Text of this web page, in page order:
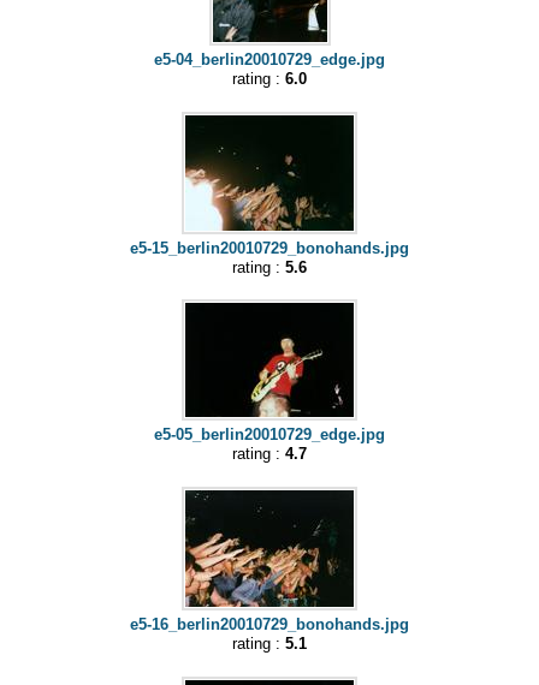
e5-04_berlin20010729_edge.jpg
rating : 6.0
e5-15_berlin20010729_bonohands.jpg
rating : 5.6
e5-05_berlin20010729_edge.jpg
rating : 4.7
e5-16_berlin20010729_bonohands.jpg
rating : 5.1